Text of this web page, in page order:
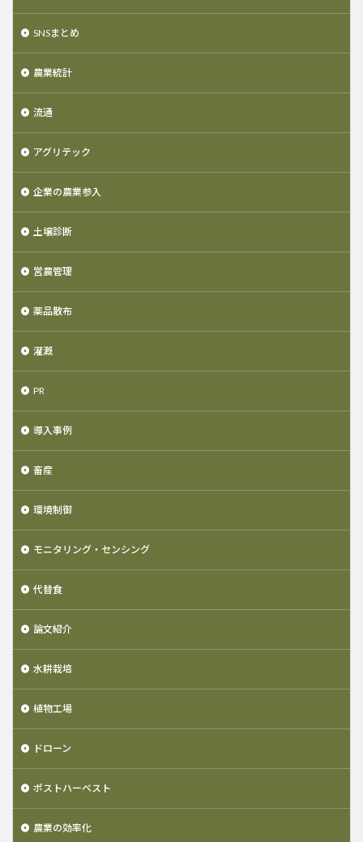
SNSまとめ
農業統計
流通
アグリテック
企業の農業参入
土壌診断
営農管理
薬品散布
灌漑
PR
導入事例
畜産
環境制御
モニタリング・センシング
代替食
論文紹介
水耕栽培
植物工場
ドローン
ポストハーベスト
農業の効率化